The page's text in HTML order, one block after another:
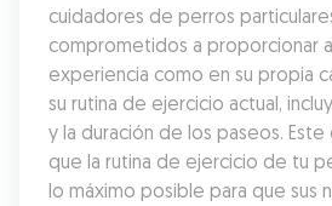
cuidadores de perros
comprometidos a proporcionar
experiencia como en su propia
su rutina de ejercicio actual,
y la duración de los paseos.
que la rutina de ejercicio de tu
lo máximo posible para que sus